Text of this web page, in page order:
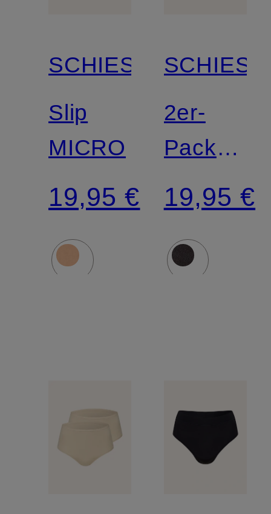
SCHIESSER
Slip
MICRO
19,95 €
2er-
Pack
95/5
19,95 €